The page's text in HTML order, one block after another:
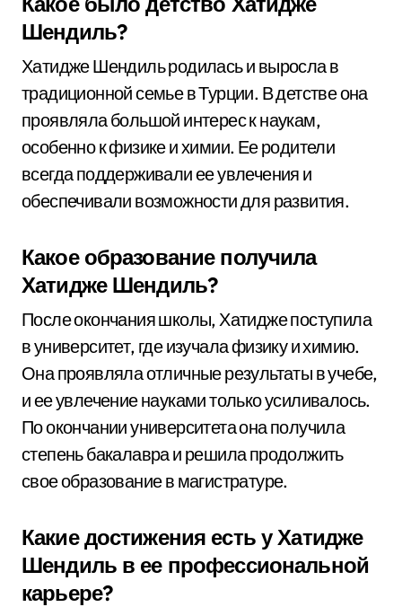
Шендиль?
Хатидже Шендиль родилась и выросла в
традиционной семье в Турции. В детстве она
проявляла большой интерес к наукам,
особенно к физике и химии. Ее родители
всегда поддерживали ее увлечения и
обеспечивали возможности для развития.
Какое образование получила
Хатидже Шендиль?
После окончания школы, Хатидже поступила
в университет, где изучала физику и химию.
Она проявляла отличные результаты в учебе,
и ее увлечение науками только усиливалось.
По окончании университета она получила
степень бакалавра и решила продолжить
свое образование в магистратуре.
Какие достижения есть у Хатидже
Шендиль в ее профессиональной
карьере?